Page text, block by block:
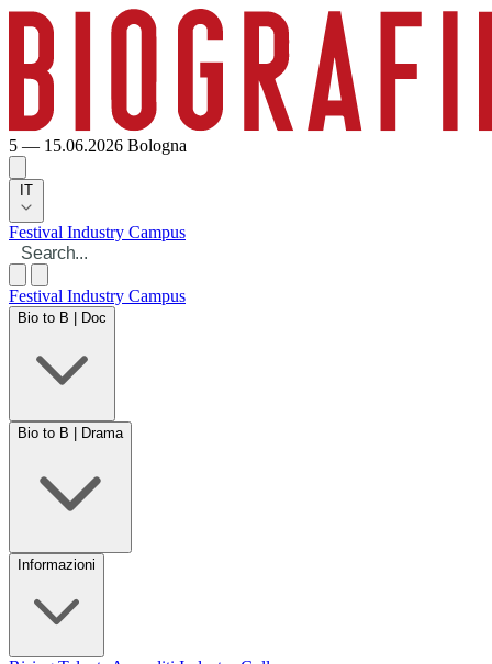
5 — 15.06.2026 Bologna
IT
Festival Industry Campus
Festival Industry Campus
Bio to B | Doc
Bio to B | Drama
Informazioni